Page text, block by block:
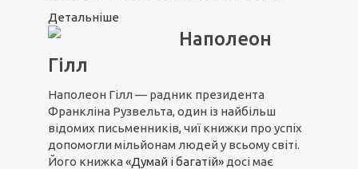
Детальніше
Наполеон
Гілл
Наполеон Гілл — радник президента
Франкліна Рузвельта, один із найбільш
відомих письменників, чиї книжки про успіх
допомогли мільйонам людей у всьому світі.
Його книжка «Думай і багатій» досі має